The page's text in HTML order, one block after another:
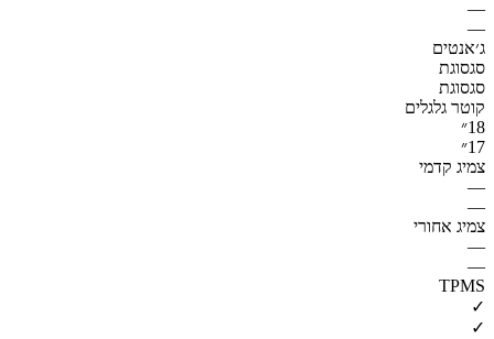
—
—
ג׳אנטים
סגסוגת
סגסוגת
קוטר גלגלים
18״
17״
צמיג קדמי
—
—
צמיג אחורי
—
—
TPMS
✓
✓